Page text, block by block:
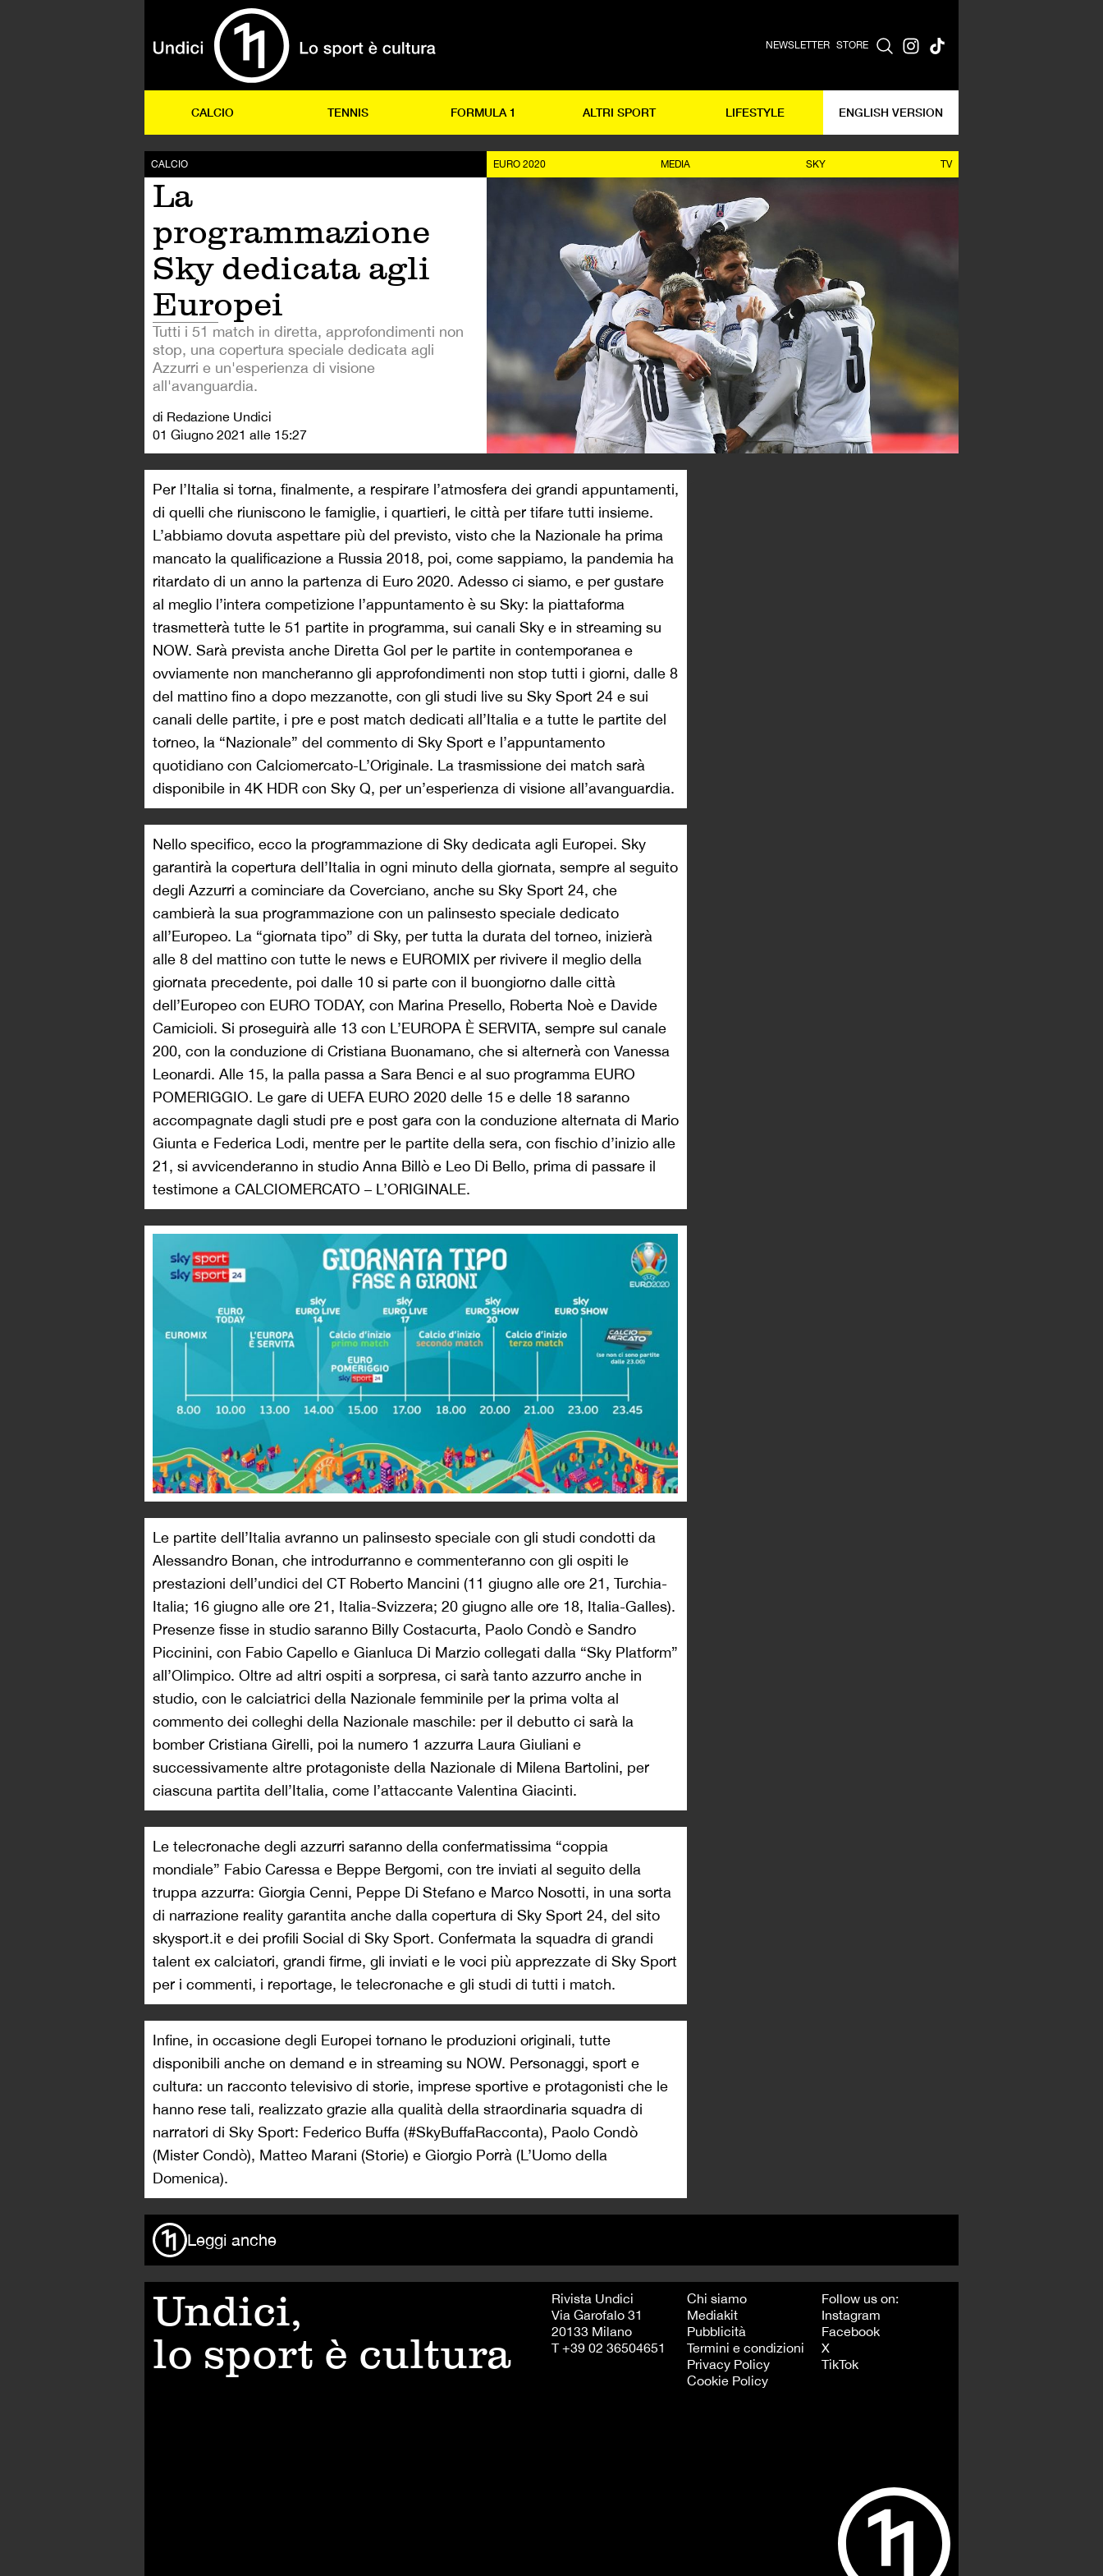
NEWSLETTER STORE
CALCIO TENNIS FORMULA 1 ALTRI SPORT LIFESTYLE ENGLISH VERSION
CALCIO
La
programmazione
Sky dedicata agli
Europei
Tutti i 51 match in diretta, approfondimenti non
stop, una copertura speciale dedicata agli
Azzurri e un'esperienza di visione
all'avanguardia.
di Redazione Undici
01 Giugno 2021 alle 15:27
EURO 2020 MEDIA SKY TV
Per l’Italia si torna, finalmente, a respirare l’atmosfera dei grandi appuntamenti,
di quelli che riuniscono le famiglie, i quartieri, le città per tifare tutti insieme.
L’abbiamo dovuta aspettare più del previsto, visto che la Nazionale ha prima
mancato la qualificazione a Russia 2018, poi, come sappiamo, la pandemia ha
ritardato di un anno la partenza di Euro 2020. Adesso ci siamo, e per gustare
al meglio l’intera competizione l’appuntamento è su Sky: la piattaforma
trasmetterà tutte le 51 partite in programma, sui canali Sky e in streaming su
NOW. Sarà prevista anche Diretta Gol per le partite in contemporanea e
ovviamente non mancheranno gli approfondimenti non stop tutti i giorni, dalle 8
del mattino fino a dopo mezzanotte, con gli studi live su Sky Sport 24 e sui
canali delle partite, i pre e post match dedicati all’Italia e a tutte le partite del
torneo, la “Nazionale” del commento di Sky Sport e l’appuntamento
quotidiano con Calciomercato-L’Originale. La trasmissione dei match sarà
disponibile in 4K HDR con Sky Q, per un’esperienza di visione all’avanguardia.
Nello specifico, ecco la programmazione di Sky dedicata agli Europei. Sky
garantirà la copertura dell’Italia in ogni minuto della giornata, sempre al seguito
degli Azzurri a cominciare da Coverciano, anche su Sky Sport 24, che
cambierà la sua programmazione con un palinsesto speciale dedicato
all’Europeo. La “giornata tipo” di Sky, per tutta la durata del torneo, inizierà
alle 8 del mattino con tutte le news e EUROMIX per rivivere il meglio della
giornata precedente, poi dalle 10 si parte con il buongiorno dalle città
dell’Europeo con EURO TODAY, con Marina Presello, Roberta Noè e Davide
Camicioli. Si proseguirà alle 13 con L’EUROPA È SERVITA, sempre sul canale
200, con la conduzione di Cristiana Buonamano, che si alternerà con Vanessa
Leonardi. Alle 15, la palla passa a Sara Benci e al suo programma EURO
POMERIGGIO. Le gare di UEFA EURO 2020 delle 15 e delle 18 saranno
accompagnate dagli studi pre e post gara con la conduzione alternata di Mario
Giunta e Federica Lodi, mentre per le partite della sera, con fischio d’inizio alle
21, si avvicenderanno in studio Anna Billò e Leo Di Bello, prima di passare il
testimone a CALCIOMERCATO – L’ORIGINALE.
Le partite dell’Italia avranno un palinsesto speciale con gli studi condotti da
Alessandro Bonan, che introdurranno e commenteranno con gli ospiti le
prestazioni dell’undici del CT Roberto Mancini (11 giugno alle ore 21, Turchia-
Italia; 16 giugno alle ore 21, Italia-Svizzera; 20 giugno alle ore 18, Italia-Galles).
Presenze fisse in studio saranno Billy Costacurta, Paolo Condò e Sandro
Piccinini, con Fabio Capello e Gianluca Di Marzio collegati dalla “Sky Platform”
all’Olimpico. Oltre ad altri ospiti a sorpresa, ci sarà tanto azzurro anche in
studio, con le calciatrici della Nazionale femminile per la prima volta al
commento dei colleghi della Nazionale maschile: per il debutto ci sarà la
bomber Cristiana Girelli, poi la numero 1 azzurra Laura Giuliani e
successivamente altre protagoniste della Nazionale di Milena Bartolini, per
ciascuna partita dell’Italia, come l’attaccante Valentina Giacinti.
Le telecronache degli azzurri saranno della confermatissima “coppia
mondiale” Fabio Caressa e Beppe Bergomi, con tre inviati al seguito della
truppa azzurra: Giorgia Cenni, Peppe Di Stefano e Marco Nosotti, in una sorta
di narrazione reality garantita anche dalla copertura di Sky Sport 24, del sito
skysport.it e dei profili Social di Sky Sport. Confermata la squadra di grandi
talent ex calciatori, grandi firme, gli inviati e le voci più apprezzate di Sky Sport
per i commenti, i reportage, le telecronache e gli studi di tutti i match.
Infine, in occasione degli Europei tornano le produzioni originali, tutte
disponibili anche on demand e in streaming su NOW. Personaggi, sport e
cultura: un racconto televisivo di storie, imprese sportive e protagonisti che le
hanno rese tali, realizzato grazie alla qualità della straordinaria squadra di
narratori di Sky Sport: Federico Buffa (#SkyBuffaRacconta), Paolo Condò
(Mister Condò), Matteo Marani (Storie) e Giorgio Porrà (L’Uomo della
Domenica).
Leggi anche
Undici,
lo sport è cultura
Rivista Undici
Via Garofalo 31
20133 Milano
T +39 02 36504651
Chi siamo
Mediakit
Pubblicità
Termini e condizioni
Privacy Policy
Cookie Policy
Follow us on:
Instagram
Facebook
X
TikTok